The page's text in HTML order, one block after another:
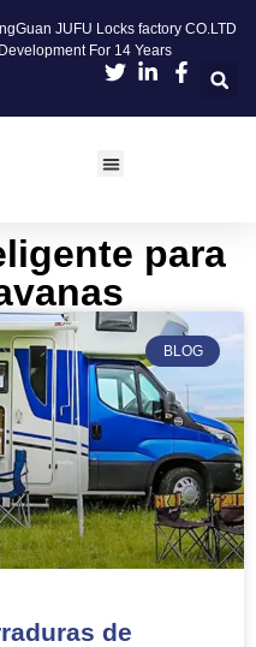
JUFU Locks factory CO.LTD
For 14 Years
para
BLOG
de